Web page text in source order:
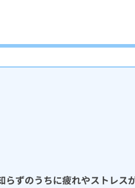
ずのうちに疲れやストレス